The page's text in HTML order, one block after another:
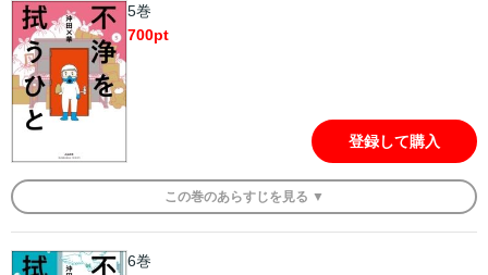
5巻
700pt
登録して購入
この巻のあらすじを 見る ▼
6巻